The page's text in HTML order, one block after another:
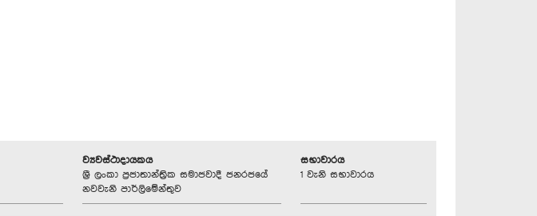
ව්‍යවස්ථාදායකය
ශ්‍රී ලංකා ප්‍රජාතාන්ත්‍රික සමාජවාදී ජනරජයේ
නවවැනි පාර්ලිමේන්තුව
සභාවාරය
1 වැනි සභාවාරය